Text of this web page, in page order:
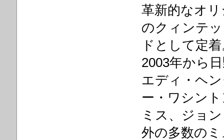
革新的なオ
のクィンテ
ドとして定
2003年から
エディ・ヘ
ー・ワシン
ミス、ジョ
外の多数の